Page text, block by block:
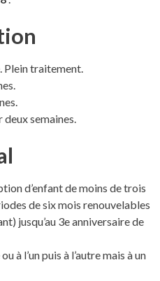
Plein traitement.
semaines.
d’enfant de moins de trois
de six mois renouvelables
jusqu’au 3e anniversaire de
à l’un puis à l’autre mais à un